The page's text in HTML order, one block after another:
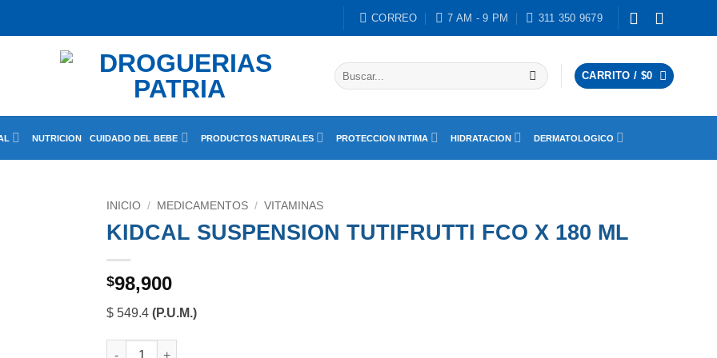
CORREO 7 AM - 9 PM 311 350 9679
Buscar
por:
CARRITO / $0
NUTRICION CUIDADO DEL BEBE PRODUCTOS NATURALES PROTECCION INTIMA HIDRATACION DERMATOLOGICO
INICIO / MEDICAMENTOS / VITAMINAS
KIDCAL SUSPENSION TUTIFRUTTI FCO X 180 ML
$98,900
$ 549.4(P.U.M.)
KIDCAL SUSPENSION TUTIFRUTTI FCO X 180 ML cantidad